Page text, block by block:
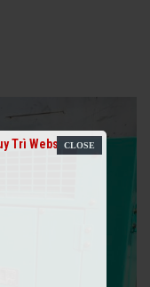
Trì Website